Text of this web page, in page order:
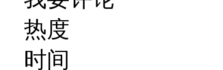
热度
时间